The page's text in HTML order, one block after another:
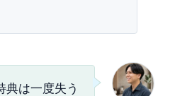
典は一度失う